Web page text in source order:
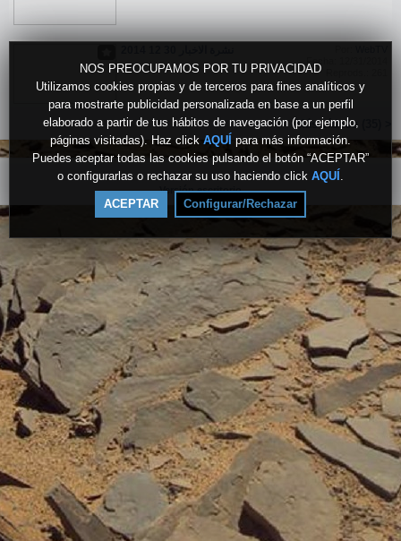
NOS PREOCUPAMOS POR TU PRIVACIDAD
Utilizamos cookies propias y de terceros para fines analíticos y
para mostrarte publicidad personalizada en base a un perfil
elaborado a partir de tus hábitos de navegación (por ejemplo,
páginas visitadas). Haz click AQUÍ para más información.
Puedes aceptar todas las cookies pulsando el botón “ACEPTAR”
o configurarlas o rechazar su uso haciendo click AQUÍ .
ACEPTAR Configurar/Rechazar
Más vídeos (35) >
Versión escritorio